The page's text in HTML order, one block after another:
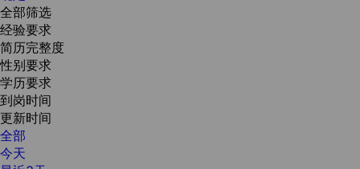
全部筛选
经验要求
简历完整度
性别要求
学历要求
到岗时间
更新时间
全部
今天